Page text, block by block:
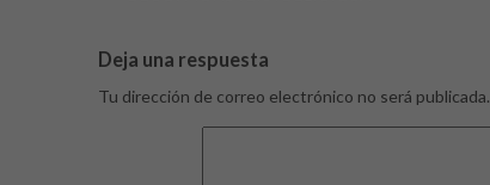
Deja una respuesta
Tu dirección de correo electrónico no será publicada.